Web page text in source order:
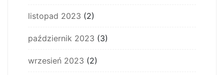
listopad 2023 (2)
październik 2023 (3)
wrzesień 2023 (2)